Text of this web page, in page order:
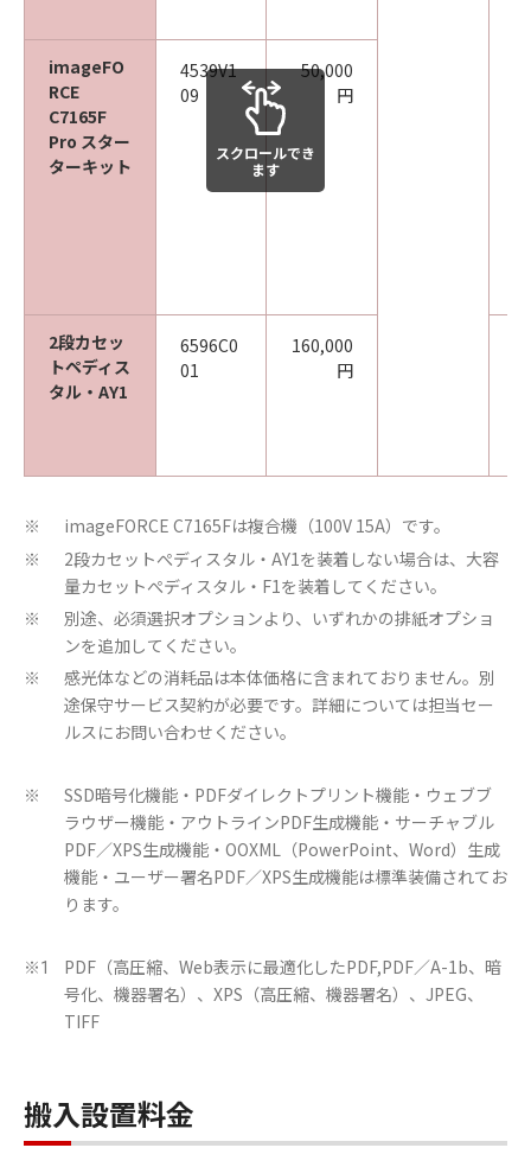
imageFO
RCE
C7165F
Pro スター
ターキット
4539V1
09
50,000
円
2段カセッ
トペディス
タル・AY1
6596C0
01
160,000
円
スクロールでき
ます
※ imageFORCE C7165Fは複合機（100V 15A）です。
※
2段カセットぺディスタル・AY1を装着しない場合は、大容
量カセットぺディスタル・F1を装着してください。
※
別途、必須選択オプションより、いずれかの排紙オプショ
ンを追加してください。
※
感光体などの消耗品は本体価格に含まれておりません。別
途保守サービス契約が必要です。詳細については担当セー
ルスにお問い合わせください。
※
SSD暗号化機能・PDFダイレクトプリント機能・ウェブブ
ラウザー機能・アウトラインPDF生成機能・サーチャブル
PDF／XPS生成機能・OOXML（PowerPoint、Word）生成
機能・ユーザー署名PDF／XPS生成機能は標準装備されてお
ります。
※1
PDF（高圧縮、Web表示に最適化したPDF,PDF／A-1b、暗
号化、機器署名）、XPS（高圧縮、機器署名）、JPEG、
TIFF
搬入設置料金